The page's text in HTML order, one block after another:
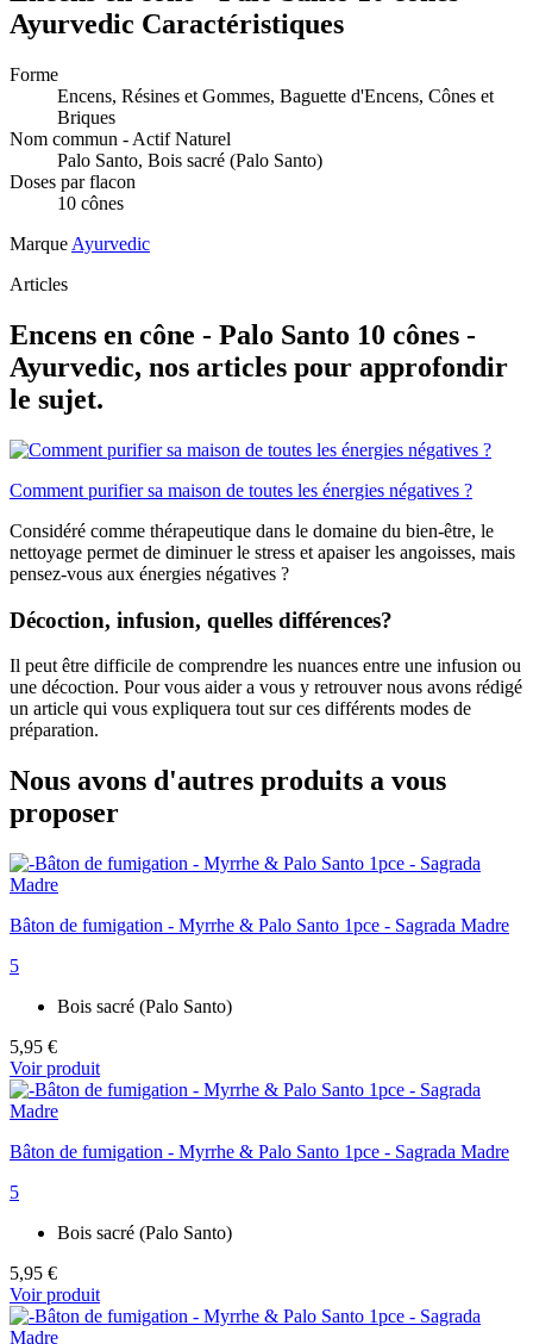
Ayurvedic Caractéristiques
Forme
Encens, Résines et Gommes, Baguette d'Encens, Cônes et
Briques
Nom commun - Actif Naturel
Palo Santo, Bois sacré (Palo Santo)
Doses par flacon
10 cônes
Marque Ayurvedic
Articles
Encens en cône - Palo Santo 10 cônes -
Ayurvedic, nos articles pour approfondir
le sujet.
Comment purifier sa maison de toutes les énergies négatives ?
Considéré comme thérapeutique dans le domaine du bien-être, le
nettoyage permet de diminuer le stress et apaiser les angoisses, mais
pensez-vous aux énergies négatives ?
Décoction, infusion, quelles différences?
Il peut être difficile de comprendre les nuances entre une infusion ou
une décoction. Pour vous aider a vous y retrouver nous avons rédigé
un article qui vous expliquera tout sur ces différents modes de
préparation.
Nous avons d'autres produits a vous
proposer
Bâton de fumigation - Myrrhe & Palo Santo 1pce - Sagrada Madre
5
Bois sacré (Palo Santo)
5,95 €
Voir produit
Bâton de fumigation - Myrrhe & Palo Santo 1pce - Sagrada Madre
5
Bois sacré (Palo Santo)
5,95 €
Voir produit